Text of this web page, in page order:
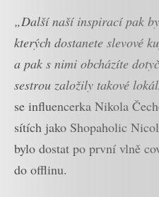
„Další naší inspirací pak
kterých dostanete slevové
a pak s nimi obcházíte
sestrou založily takové
se influencerka Nikola
sítích jako Shopaholic
bylo dostat po první vlně
do offlinu.